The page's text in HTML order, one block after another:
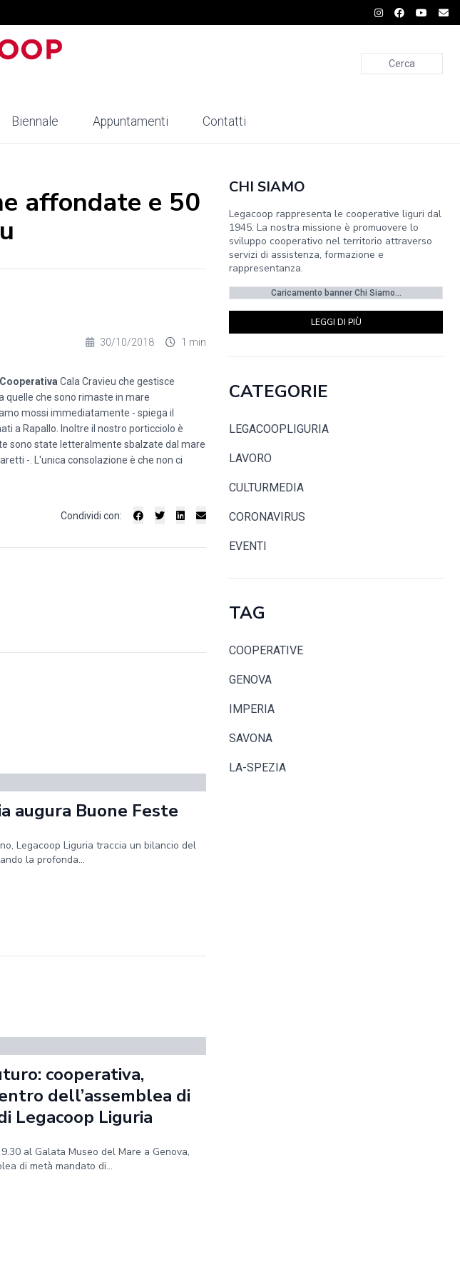
Cerca
Biennale Appuntamenti Contatti
affondate e 50
30/10/2018 1 min
Cooperativa Cala Cravieu che gestisce
quelle che sono rimaste in mare
mossi immediatamente - spiega il
a Rapallo. Inoltre il nostro porticciolo è
sono state letteralmente sbalzate dal mare
-. L'unica consolazione è che non ci
Condividi con:
augura Buone Feste
Legacoop Liguria traccia un bilancio del
la profonda...
cooperativa,
dell’assemblea di
Legacoop Liguria
al Galata Museo del Mare a Genova,
di metà mandato di...
CHI SIAMO
Legacoop rappresenta le cooperative liguri dal
1945. La nostra missione è promuovere lo
sviluppo cooperativo nel territorio attraverso
servizi di assistenza, formazione e
rappresentanza.
Caricamento banner Chi Siamo...
LEGGI DI PIÙ
CATEGORIE
LEGACOOPLIGURIA
LAVORO
CULTURMEDIA
CORONAVIRUS
EVENTI
TAG
COOPERATIVE
GENOVA
IMPERIA
SAVONA
LA-SPEZIA